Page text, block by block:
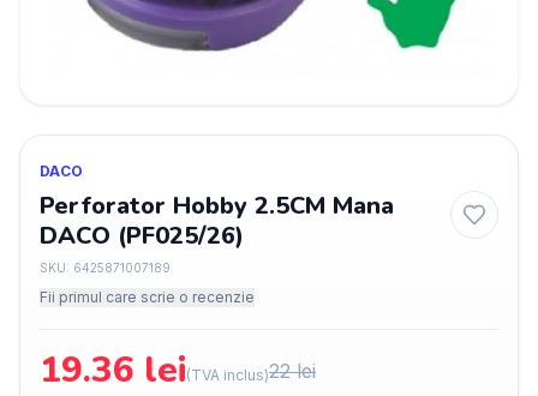
DACO
Perforator Hobby 2.5CM Mana
DACO (PF025/26)
SKU: 6425871007189
Fii primul care scrie o recenzie
19.36 lei(TVA inclus)22lei